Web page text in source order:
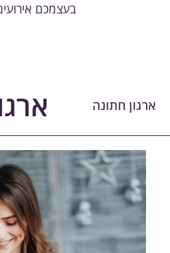
בעצמכם אירועים
חתונה